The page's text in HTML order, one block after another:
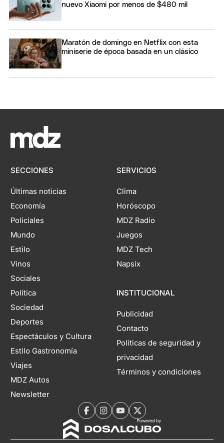
nuevo Xiaomi por menos de $480 mil
Maratón de domingo en Netflix con esta
miniserie de época basada en un clásico
SECCIONES
Últimas noticias
Economía
Policiales
Mundo
Estilo
Vinos
Sociales
Política
Sociedad
Deportes
Espectáculos y Cultura
Estilo Gastronomía
Viajes
MDZ Autos
Newsletter
SERVICIOS
Clima
Horóscopo
MDZ Radio
Juegos
MDZ Tech
Napsix
INSTITUCIONAL
Publicidad
Contacto
Políticas de seguridad y
privacidad
Términos y condiciones